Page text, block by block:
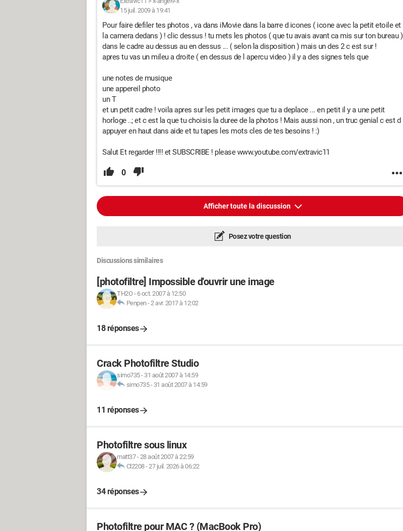
15 juil. 2009 à 19:41
Pour faire defiler tes photos , va dans iMovie dans la barre d icones ( icone avec la petit etoile et
la camera dedans ) ! clic dessus ! tu mets les photos ( que tu avais avant ca mis sur ton bureau )
dans le cadre au dessus au en dessus ... ( selon la disposition ) mais un des 2 c est sur !
apres tu vas un mileu a droite ( en dessus de l apercu video ) il y a des signes tels que
une notes de musique
une appereil photo
un T
et un petit cadre ! voila apres sur les petit images que tu a deplace ... en petit il y a une petit
horloge ..; et c est la que tu choisis la duree de la photos ! Mais aussi non , un truc genial c est d
appuyer en haut dans aide et tu tapes les mots cles de tes besoins ! :)
Salut Et regarder !!!! et SUBSCRIBE ! please www.youtube.com/extravic11
0
Afficher toute la discussion
Posez votre question
Discussions similaires
[photofiltre] Impossible d'ouvrir une image
TH2O - 6 oct. 2007 à 12:50
Penpen-2 avr. 2017 à 12:02
18 réponses
Crack Photofiltre Studio
simo735- 31 août 2007 à 14:59
simo735- 31 août 2007 à 14:59
11 réponses
Photofiltre sous linux
matt37-28 août 2007 à 22:59
Cl2208-27 juil. 2026 à 06:22
34 réponses
Photofiltre pour MAC ? (MacBook Pro)